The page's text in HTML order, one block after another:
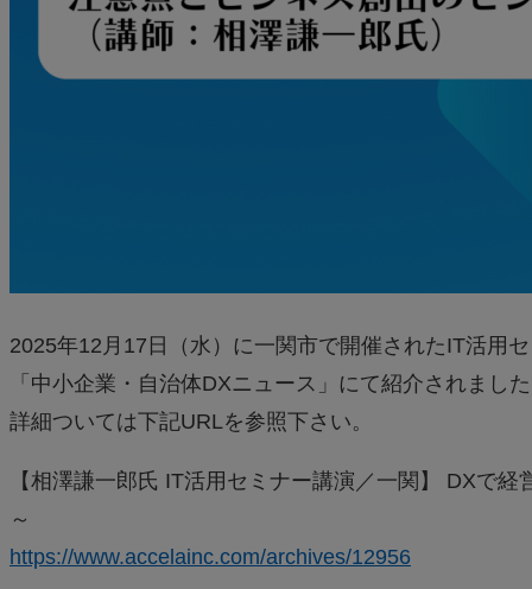
2025年12月17日（水）に一関市で開催されたIT活用
「中小企業・自治体DXニュース」にて紹介されまし
詳細ついては下記URLを参照下さい。
【相澤謙一郎氏 IT活用セミナー講演／一関】 DXで
～
https://www.accelainc.com/archives/12956